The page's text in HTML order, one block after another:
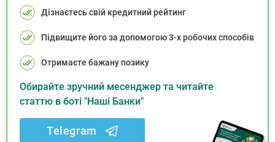
Дізнаєтесь свій кредитний рейтинг
Підвищите його за допомогою 3-х робочих способів
Отримаєте бажану позику
Обирайте зручний месенджер та читайте
статтю в боті "Наші Банки"
Telegram